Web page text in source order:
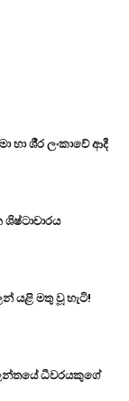
හා ශී‍්‍ර ලංකාවේ ආදී
යළි මතු වූ හැටි!
ධීවරයකුගේ